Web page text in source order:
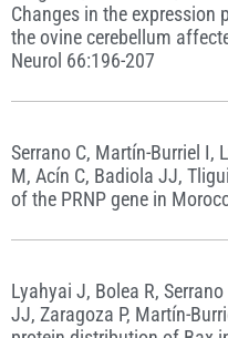
Changes in the
the ovine cerebellum
Neurol 66:196-207
Serrano C, Martín-Burriel I,
M, Acín C, Badiola JJ,
of the PRNP gene in
Lyahyai J, Bolea R,
JJ, Zaragoza P, Martín-